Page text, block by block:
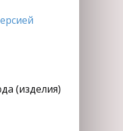
(изделия)